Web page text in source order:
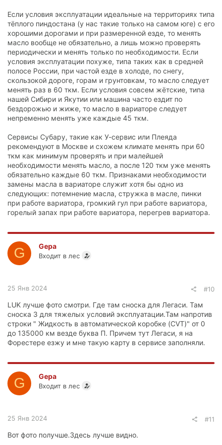
Если условия эксплуатации идеальные на территориях типа
тёплого пиндостана (у нас такие только на самом юге) с его
хорошими дорогами и при размеренной езде, то менять
масло вообще не обязательно, а лишь можно проверять
периодически и менять только по необходимости. Если
условия эксплуатации похуже, типа таких как в средней
полосе России, при частой езде в холоде, по снегу,
скользокой дороге, горам и грунтовкам, то масло следует
менять раз в 60 ткм. Если условия совсем жётские, типа
нашей Сибири и Якутии или машина часто ездит по
бездорожью и жиже, то масло в вариаторе следует
непременно менять уже каждые 45 ткм.
Сервисы Субару, такие как У-сервис или Плеяда
рекомендуют в Москве и схожем климате менять при 60
ткм как минимум проверять и при малейшей
необходимости менять масло, а после 120 ткм уже менять
обязательно каждые 60 ткм. Признаками необходимости
замены масла в вариаторе служит хотя бы одно из
следующих: потемнение масла, стружка в масле, пинки
при работе вариатора, громкий гул при работе вариатора,
горелый запах при работе вариатора, перегрев вариатора.
G Gepa
Входит в лес
25 Янв 2024 #10
LUK лучше фото смотри. Где там сноска для Легаси. Там
сноска 3 для тяжелых условий эксплуатации.Там напротив
строки " Жидкость в автоматической коробке (CVT)" от 0
до 135000 км везде буква П. Причем тут Легаси, я на
Форестере езжу и мне такую карту в сервисе заполняли.
G Gepa
Входит в лес
25 Янв 2024 #11
Вот фото получше.Здесь лучше видно.